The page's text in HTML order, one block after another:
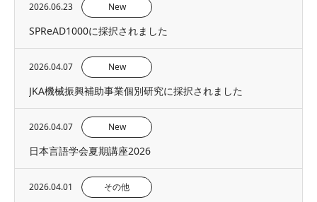
2026.06.23 New
SPReAD1000に採択されました
2026.04.07 New
JKA機械振興補助事業個別研究に採択されました
2026.04.07 New
日本言語学会夏期講座2026
2026.04.01 その他